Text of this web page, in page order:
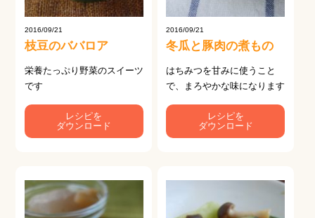
2016/09/21
枝豆のババロア
栄養たっぷり野菜のスイーツ
です
レシピを
ダウンロード
2016/09/21
冬瓜と豚肉の煮もの
はちみつを甘みに使うこと
で、まろやかな味になります
レシピを
ダウンロード